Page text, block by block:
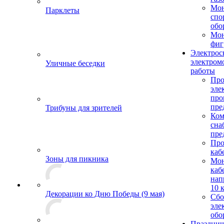
Парклеты
Уличные беседки
Трибуны для зрителей
Зоны для пикника
Декорации ко Дню Победы (9 мая)
работы
10